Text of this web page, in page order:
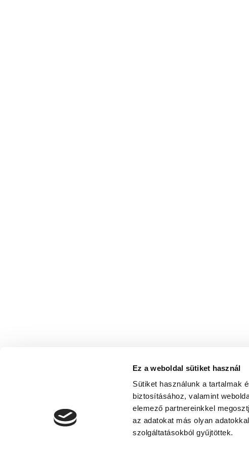
Ez a weboldal sütiket használ
Sütiket használunk a tartalmak
biztosításához, valamint
elemező partnereinkkel
az adatokat más olyan
szolgáltatásokból gyűjtöttek.